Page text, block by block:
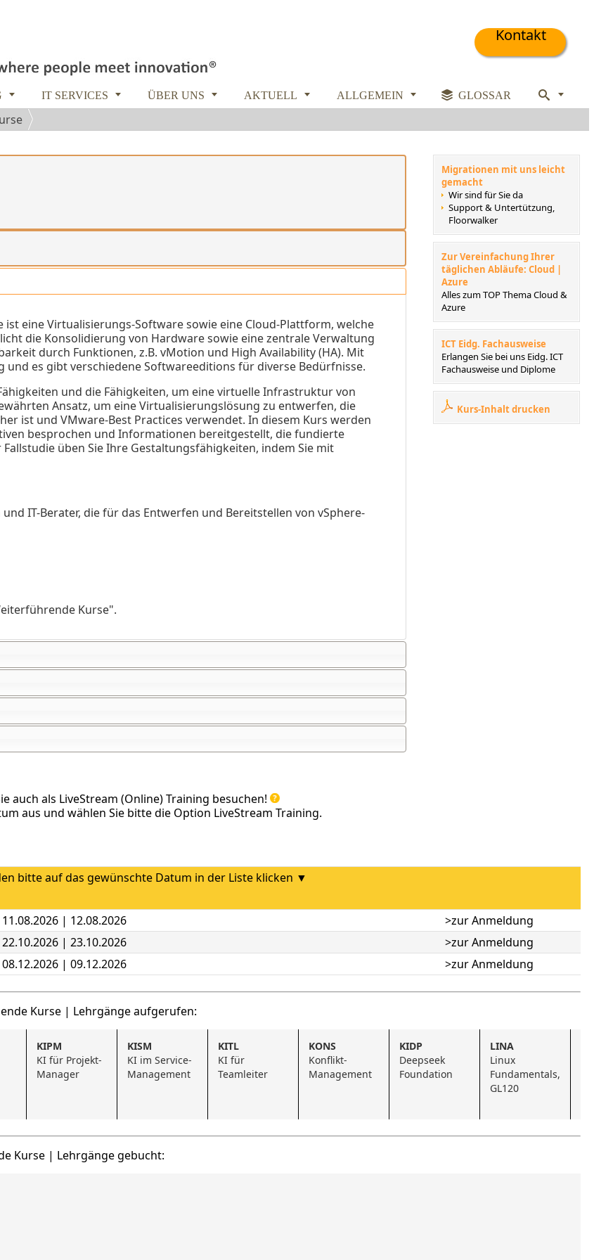
Kontakt
 IT SERVICES  ÜBER UNS  AKTUELL  ALLGEMEIN   GLOSSAR  
eine Virtualisierungs-Software sowie eine Cloud-Plattform, welche
die Konsolidierung von Hardware sowie eine zentrale Verwaltung
durch Funktionen, z.B. vMotion und High Availability (HA). Mit
es gibt verschiedene Softwareeditions für diverse Bedürfnisse.
und die Fähigkeiten, um eine virtuelle Infrastruktur von
Ansatz, um eine Virtualisierungslösung zu entwerfen, die
ist und VMware-Best Practices verwendet. In diesem Kurs werden
besprochen und Informationen bereitgestellt, die fundierte
üben Sie Ihre Gestaltungsfähigkeiten, indem Sie mit
IT-Berater, die für das Entwerfen und Bereitstellen von vSphere-
Kurse".
Migrationen mit uns leicht
gemacht
Wir sind für Sie da
Support & Untertützung,
Floorwalker
Zur Vereinfachung Ihrer
täglichen Abläufe: Cloud |
Azure
Alles zum TOP Thema Cloud &
Azure
ICT Eidg. Fachausweise
Erlangen Sie bei uns Eidg. ICT
Fachausweise und Diplome
Kurs-Inhalt drucken
auch als LiveStream (Online) Training besuchen!
aus und wählen Sie bitte die Option LiveStream Training.
bitte auf das gewünschte Datum in der Liste klicken ▼
| 12.08.2026
>zur Anmeldung
| 23.10.2026
>zur Anmeldung
| 09.12.2026 >zur Anmeldung
Kurse | Lehrgänge aufgerufen:
KIPM
KI für Projekt-
Manager
KISM
KI im Service-
Management
KITL
KI für
Teamleiter
KONS
Konflikt-
Management
KIDP
Deepseek
Foundation
LINA
Linux
Fundamentals,
GL120
Kurse | Lehrgänge gebucht: